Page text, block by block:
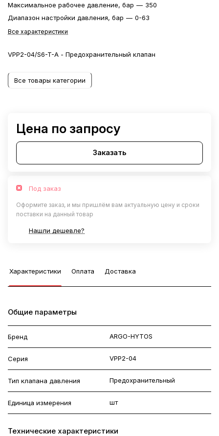
Максимальное рабочее давление, бар — 350
Диапазон настройки давления, бар — 0-63
Все характеристики
VPP2-04/S6-T-A - Предохранительный клапан
Все товары категории
Цена по запросу
Заказать
Под заказ
Оформите заказ, и мы пришлём вам актуальную цену и сроки
поставки на данный товар
Нашли дешевле?
Характеристики Оплата Доставка
Общие параметры
Бренд ARGO-HYTOS
Серия VPP2-04
Тип клапана давления Предохранительный
Единица измерения шт
Технические характеристики